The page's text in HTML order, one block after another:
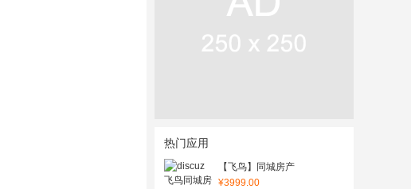
热门应用
【飞鸟】同城房产
¥3999.00